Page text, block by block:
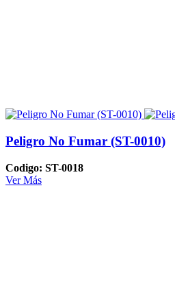
Peligro No Fumar (ST-0010)
Codigo: ST-0018
Ver Más